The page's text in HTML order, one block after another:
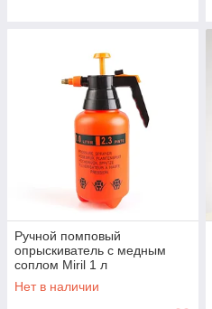
Ручной помповый
опрыскиватель с медным
соплом Miril 1 л
Нет в наличии